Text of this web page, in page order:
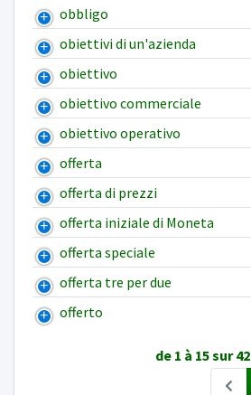
obbligo
obiettivi di un'azienda
obiettivo
obiettivo commerciale
obiettivo operativo
offerta
offerta di prezzi
offerta iniziale di Moneta
offerta speciale
offerta tre per due
offerto
de 1 à 15 sur 42